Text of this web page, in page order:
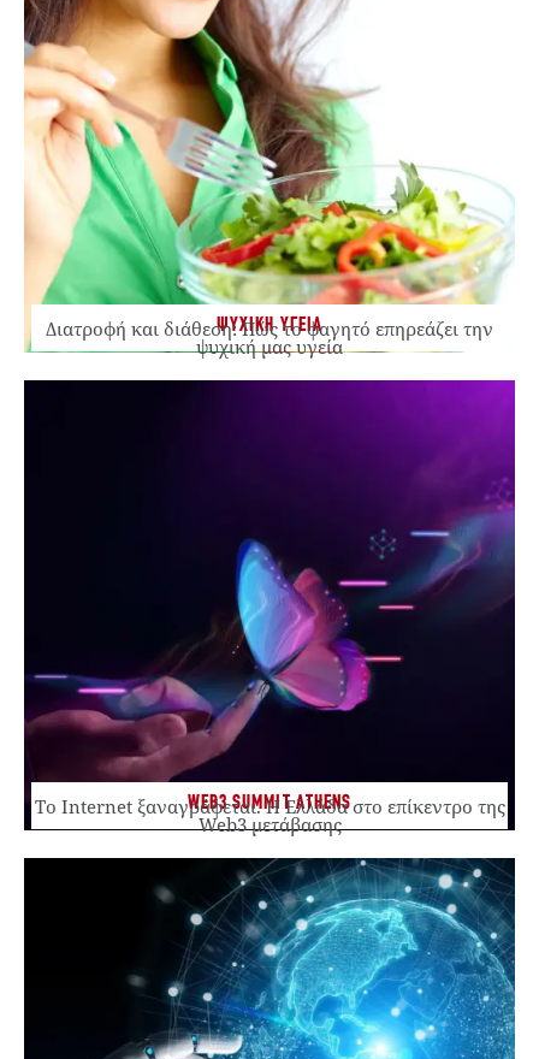
ΨΥΧΙΚΗ ΥΓΕΙΑ
Διατροφή και διάθεση: Πώς το φαγητό επηρεάζει την
ψυχική μας υγεία
WEB3 SUMMIT ATHENS
Το Internet ξαναγράφεται. Η Ελλάδα στο επίκεντρο της
Web3 μετάβασης